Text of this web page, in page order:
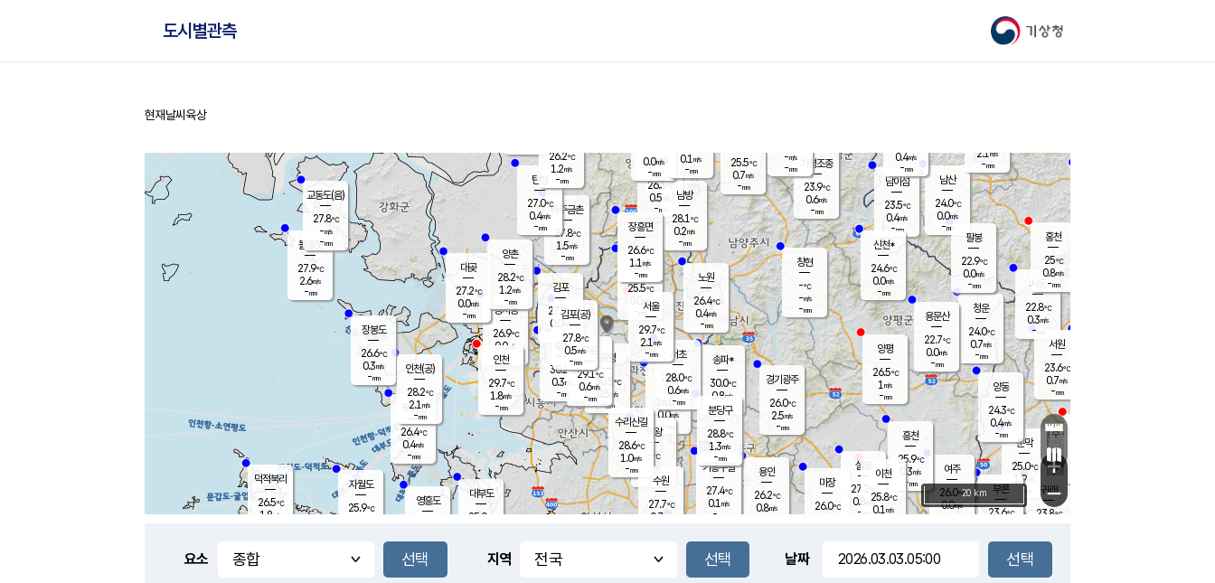
기상청
도시별관측
홈
현재날씨 육상
풍도
문막
25.0℃
1.9m/s
mm
남이섬
23.5℃
0.4m/s
-mm
무의도
26.4℃
0.4m/s
-mm
영흥도
볼음도
27.9℃
2.6m/s
-mm
자월도
25.9℃
양주
26.3℃
0.5
-mm
부론
23.6℃
과천
26.0℃
0.0m/s
- mm
남산
24.0℃
0.0m/s
-mm
장봉도
26.6℃
0.3m/s
-mm
청운
24.0℃
0.7m/s
-mm
팔봉
22.9℃
0.0m/s
-mm
-mm
용인
26.2℃
0.8m/s
여주
26.0℃
0.0m/s
양동
24.3℃
0.4m/s
-mm
경기광주
26.0℃
2.5m/s
-mm
장호원
0.4m/s
-mm
대부도
25.0
경서동
26.9℃
0.0m/s
-mm
파주금촌
27.8℃
1.5m/s
-mm
가평조종
23.9℃
0.6m/s
-mm
25.5℃
0.7m/s
-mm
대곶
27.2℃
0.0m/s
-mm
신천*
24.6℃
0.0m/s
-mm
창현
-℃
-m/s
-mm
탄현
27.0℃
0.4m/s
-mm
-m/s
-mm
흥천
25.9℃
0.3m/s
-mm
마장
26.0℃
의왕
- ℃
m/s
mm
김포
27.8℃
0.0 m/s
mm
설봉
27.2
0.8 m/s
- mm
광명
30.5 ℃
0.5 m/s
-mm
부천
30.2℃
0.3m/s
-mm
양촌
28.2℃
1.2m/s
-mm
구로
29.1℃
0.6m/s
-mm
은평
25.5℃
0.0 m/s
- mm
노원
26.4℃
0.4m/s
-mm
송파*
30.0℃
0.8m/s
-mm
서초
28.0℃
0.6m/s
-mm
남방
28.1℃
0.2m/s
-mm
기흥구갈
27.4℃
0.1 m/s
-
수리산길
28.6℃
1.0m/s
-mm
분당구
28.8℃
1.3m/s
-mm
장흥면
26.6℃
1.1 m/s
-mm
0.0m/s
-mm
시동
22.8℃
0.3m/s
- mm
귀래
23.8℃
서원
23.6℃
0.7m/s
-mm
용문산
22.7℃
0.0m/s
-mm
덕적북리
26.5℃
1.8 m/s
인천(공)
28.2℃
2.1 m/s
-mm
김포(공)
27.8℃
0.5m/s
-mm
교동도(음)
27.8℃
-m/s
-mm
홍천
25℃
0.8m/s
-mm
이천
25.8℃
0.1 m/s
양평
26.5℃
1 m/s
-mm
수원
27.7℃
0.7 m/s
인천
29.7℃
1.8m/s
-mm
서울
29.7℃
2.1 m/s
-mm
2.1 m/s
-mm
26.2℃
1.2m/s
-mm
0.1 m/s
-mm
+
−
20 km
요소 지역 날짜